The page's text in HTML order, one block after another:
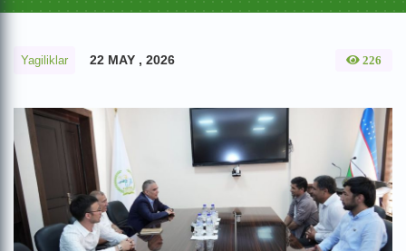
Yagiliklar 22 MAY , 2026 226